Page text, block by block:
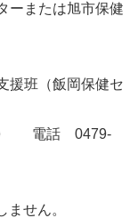
ーまたは旭市保健
援班（飯岡保健セ
０ 電話 0479-
せん。